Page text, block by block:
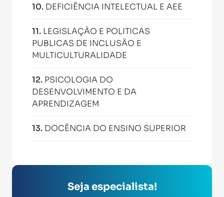
10. DEFICIÊNCIA INTELECTUAL E AEE
11. LEGISLAÇÃO E POLITICAS
PUBLICAS DE INCLUSÃO E
MULTICULTURALIDADE
12. PSICOLOGIA DO
DESENVOLVIMENTO E DA
APRENDIZAGEM
13. DOCÊNCIA DO ENSINO SUPERIOR
Seja especialista!